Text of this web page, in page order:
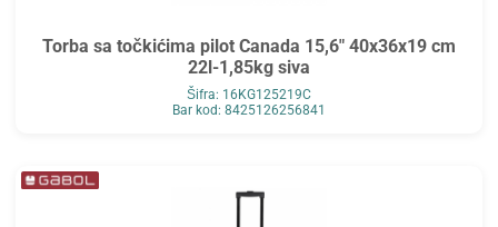
Torba sa točkićima pilot Canada 15,6" 40x36x19 cm
22l-1,85kg siva
Šifra: 16KG125219C
Bar kod: 8425126256841